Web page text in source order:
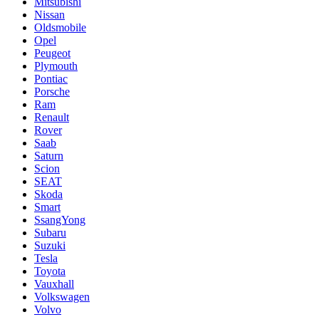
Nissan
Oldsmobile
Opel
Peugeot
Plymouth
Pontiac
Porsche
Ram
Renault
Rover
Saab
Saturn
Scion
SEAT
Skoda
Smart
SsangYong
Subaru
Suzuki
Tesla
Toyota
Vauxhall
Volkswagen
Volvo